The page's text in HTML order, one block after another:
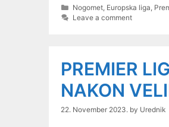
Categories
Nogomet Europska liga
Leave a comment
PREMIER
NAKON
22. November 2023. by Urednik